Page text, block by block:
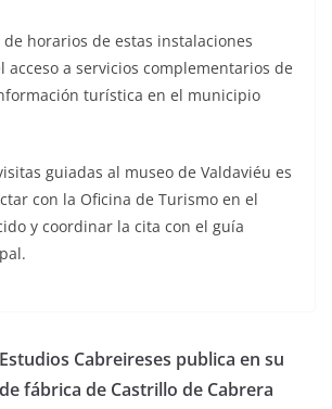
horarios de estas instalaciones
acceso a servicios complementarios de
turística en el municipio
guiadas al museo de Valdaviéu es
con la Oficina de Turismo en el
y coordinar la cita con el guía
Cabreireses publica en su
fábrica de Castrillo de Cabrera